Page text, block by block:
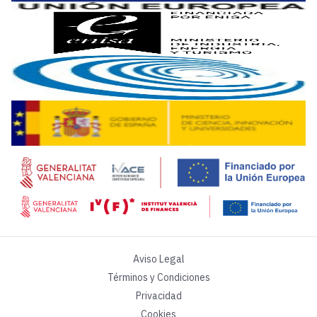
La guía ayuda a reconocer los problemas y desplegar una
El sector cerámico cuenta ya conmáquinas capaces de
Aviso Legal
Términos y Condiciones
Privacidad
Cookies